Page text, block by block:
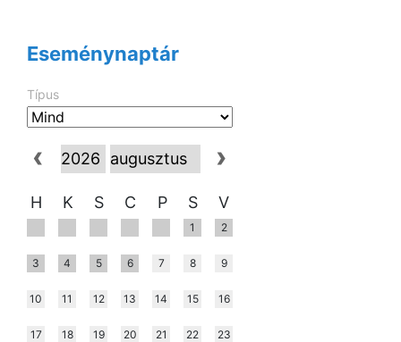
Eseménynaptár
Típus
H K S C P S V
1 2
3 4 5 6 7 8 9
10 11 12 13 14 15 16
17 18 19 20 21 22 23